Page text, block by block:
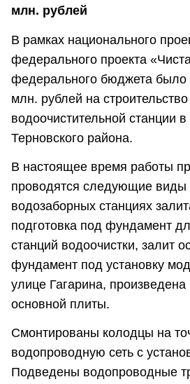
млн. рублей
В рамках национального
федерального проекта
федерального бюджета
млн. рублей на
водоочистительной станции
Терновского района.
В настоящее время работы
проводятся следующие виды
водозаборных станциях
подготовка под фундамент
станций водоочистки, залит
фундамент под установку
улице Гагарина, произведена
основной плиты.
Смонтированы колодцы на
водопроводную сеть с
Подведены водопроводные